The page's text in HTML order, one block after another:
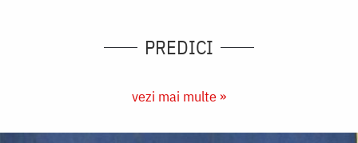
PREDICI
vezi mai multe »